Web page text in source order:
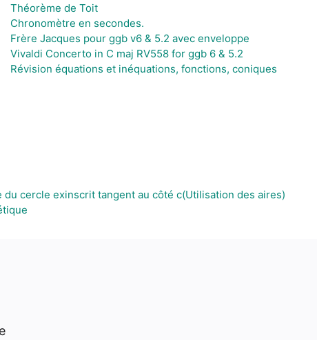
Théorème de Toit
Chronomètre en secondes.
Frère Jacques pour ggb v6 & 5.2 avec enveloppe
Vivaldi Concerto in C maj RV558 for ggb 6 & 5.2
Révision équations et inéquations, fonctions, coniques
cercle exinscrit tangent au côté c(Utilisation des aires)